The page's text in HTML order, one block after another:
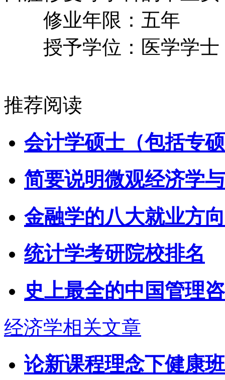
修业年限：五年
授予学位：医学学士
推荐阅读
会计学硕士（包括专
简要说明微观经济学
金融学的八大就业方
统计学考研院校排名
史上最全的中国管理
经济学相关文章
论新课程理念下健康